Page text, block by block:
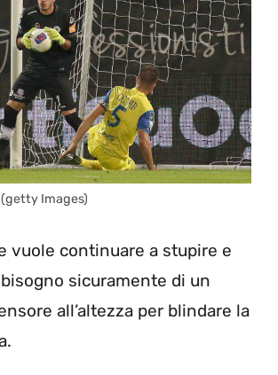
Images)
vuole continuare a stupire e
sicuramente di un
all’altezza per blindare la